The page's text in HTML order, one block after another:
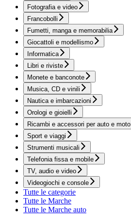
Fotografia e video
Francobolli
Fumetti, manga e memorabilia
Giocattoli e modellismo
Informatica
Libri e riviste
Monete e banconote
Musica, CD e vinili
Nautica e imbarcazioni
Orologi e gioielli
Ricambi e accessori per auto e moto
Sport e viaggi
Strumenti musicali
Telefonia fissa e mobile
TV, audio e video
Videogiochi e console
Tutte le categorie
Tutte le Marche
Tutte le Marche auto